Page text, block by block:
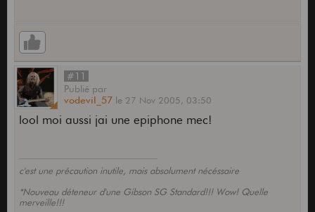
#11
Publié par
vodevil_57 le 27 Nov 2005, 03:50
lool moi aussi jai une epiphone mec!
c'est une précaution inutile, mais absolument nécéssaire
*Nouveau déteneur d'une Gibson SG Standard!!! Wow! Quelle
merveille!!!